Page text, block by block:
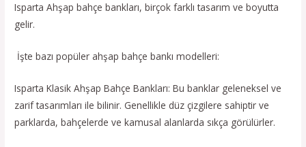
Isparta Ahşap bahçe bankları, birçok farklı tasarım ve boyutta
gelir.
İşte bazı popüler ahşap bahçe bankı modelleri:
Isparta Klasik Ahşap Bahçe Bankları: Bu banklar geleneksel ve
zarif tasarımları ile bilinir. Genellikle düz çizgilere sahiptir ve
parklarda, bahçelerde ve kamusal alanlarda sıkça görülürler.